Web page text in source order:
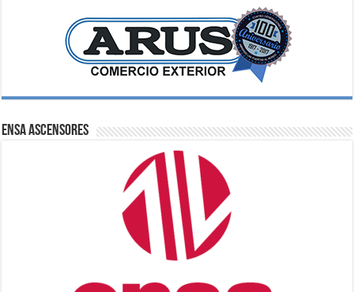
ENSA Ascensores